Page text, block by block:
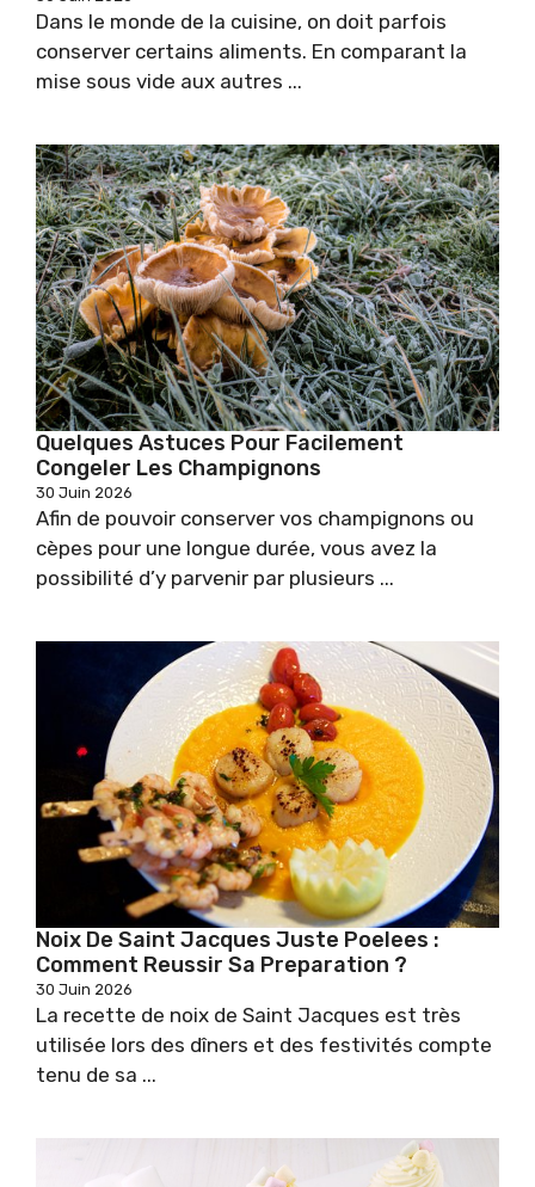
Dans le monde de la cuisine, on doit parfois
conserver certains aliments. En comparant la
mise sous vide aux autres ...
Quelques Astuces Pour Facilement
Congeler Les Champignons
30 Juin 2026
Afin de pouvoir conserver vos champignons ou
cèpes pour une longue durée, vous avez la
possibilité d’y parvenir par plusieurs ...
Noix De Saint Jacques Juste Poelees :
Comment Reussir Sa Preparation ?
30 Juin 2026
La recette de noix de Saint Jacques est très
utilisée lors des dîners et des festivités compte
tenu de sa ...